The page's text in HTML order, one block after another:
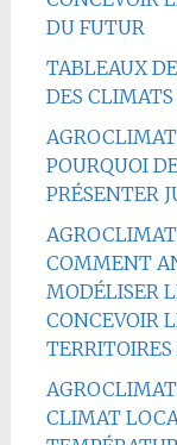
DU FUTUR
TABLEAUX
DES
POURQUOI
PRÉSENTER
COMMENT
MODÉLISER
CONCEVOIR
CLIMAT